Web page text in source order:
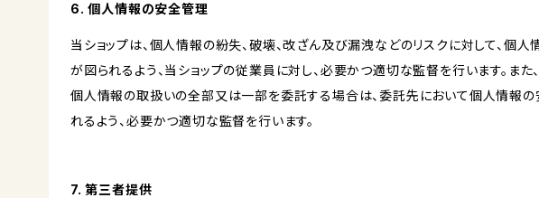
6. 個人情報の安全管理
当ショップは、個人情報の紛失、破壊、改ざん及び漏洩などのリスクに対して、個
が図られるよう、当ショップの従業員に対し、必要かつ適切な監督を行います。また、
個人情報の取扱いの全部又は一部を委託する場合は、委託先において個人情報
れるよう、必要かつ適切な監督を行います。
7. 第三者提供